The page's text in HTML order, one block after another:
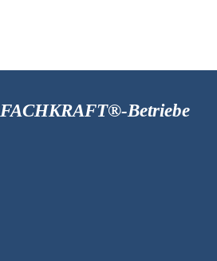
FACHKRAFT®-Betriebe